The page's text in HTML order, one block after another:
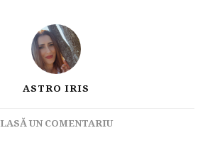
ASTRO IRIS
LASĂ UN COMENTARIULA